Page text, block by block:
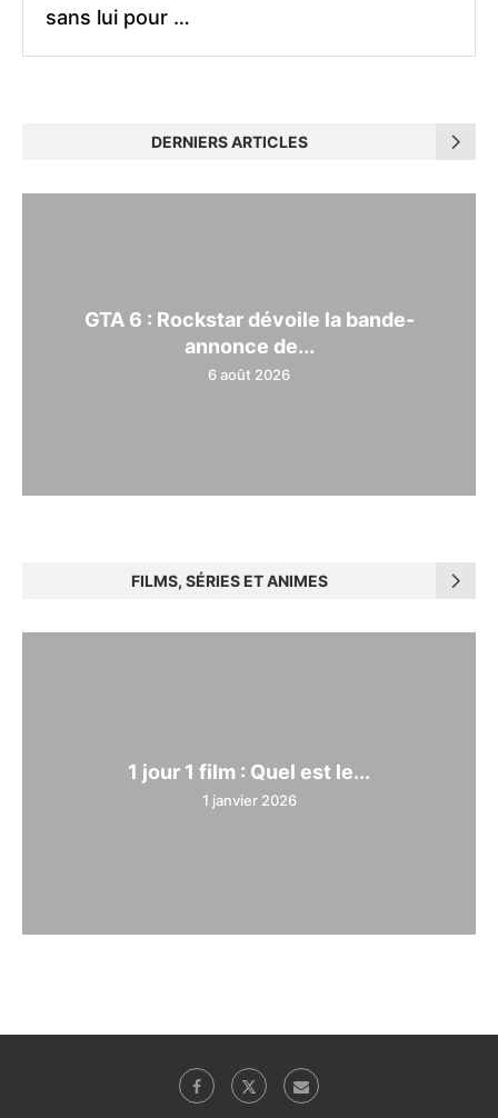
sans lui pour …
DERNIERS ARTICLES
GTA 6 : Rockstar dévoile la bande-
annonce de...
6 août 2026
FILMS, SÉRIES ET ANIMES
1 jour 1 film : Quel est le...
1 janvier 2026